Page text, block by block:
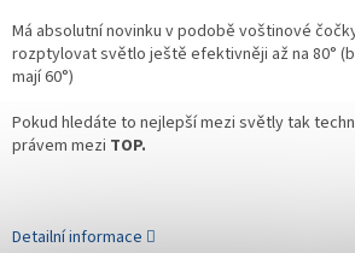
Má absolutní novinku v podobě voštinové
rozptylovat světlo ještě efektivněji až na 80°
mají 60°)
Pokud hledáte to nejlepší mezi světly tak
právem mezi TOP.
Detailní informace